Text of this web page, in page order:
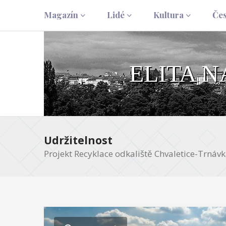
Magazín Lidé Kultura
ELITA
Udržitelnost
Projekt Recyklace odkaliště Chvaletice-